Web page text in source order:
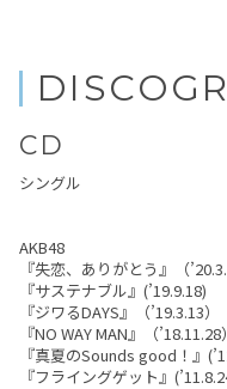
CD
シングル
AKB48
『失恋、ありがとう』（
『サステナブル』(’19.9.18)
『ジワるDAYS』（’19.3.13）
『NO WAY MAN』（’18.11.28）
『真夏のSounds good！』
『フライングゲット』